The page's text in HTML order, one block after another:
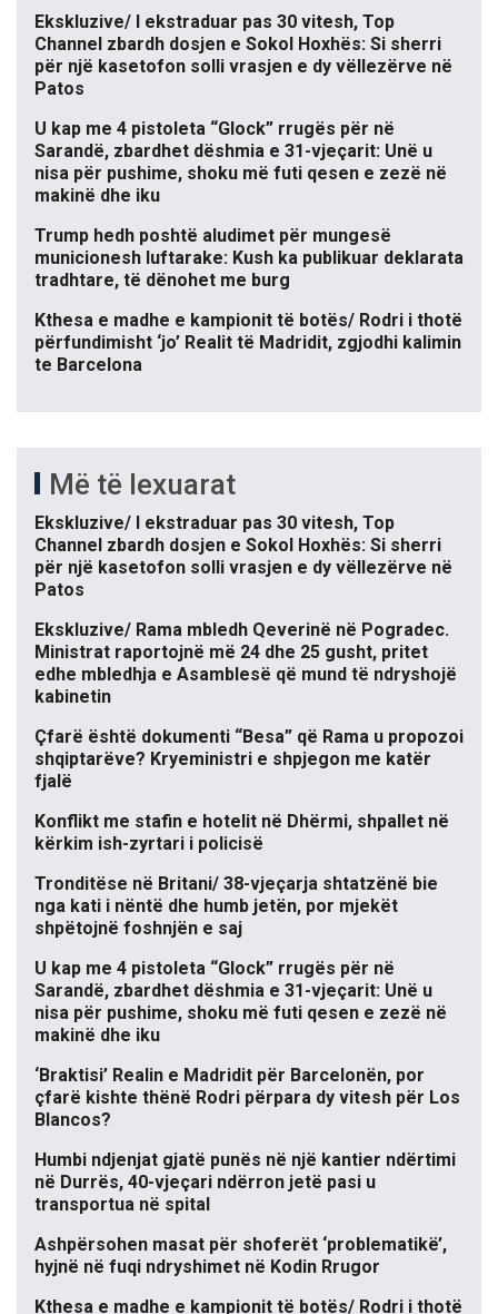
Ekskluzive/ I ekstraduar pas 30 vitesh, Top
Channel zbardh dosjen e Sokol Hoxhës: Si sherri
për një kasetofon solli vrasjen e dy vëllezërve në
Patos
U kap me 4 pistoleta “Glock” rrugës për në
Sarandë, zbardhet dëshmia e 31-vjeçarit: Unë u
nisa për pushime, shoku më futi qesen e zezë në
makinë dhe iku
Trump hedh poshtë aludimet për mungesë
municionesh luftarake: Kush ka publikuar deklarata
tradhtare, të dënohet me burg
Kthesa e madhe e kampionit të botës/ Rodri i thotë
përfundimisht ‘jo’ Realit të Madridit, zgjodhi kalimin
te Barcelona
Më të lexuarat
Ekskluzive/ I ekstraduar pas 30 vitesh, Top
Channel zbardh dosjen e Sokol Hoxhës: Si sherri
për një kasetofon solli vrasjen e dy vëllezërve në
Patos
Ekskluzive/ Rama mbledh Qeverinë në Pogradec.
Ministrat raportojnë më 24 dhe 25 gusht, pritet
edhe mbledhja e Asamblesë që mund të ndryshojë
kabinetin
Çfarë është dokumenti “Besa” që Rama u propozoi
shqiptarëve? Kryeministri e shpjegon me katër
fjalë
Konflikt me stafin e hotelit në Dhërmi, shpallet në
kërkim ish-zyrtari i policisë
Tronditëse në Britani/ 38-vjeçarja shtatzënë bie
nga kati i nëntë dhe humb jetën, por mjekët
shpëtojnë foshnjën e saj
U kap me 4 pistoleta “Glock” rrugës për në
Sarandë, zbardhet dëshmia e 31-vjeçarit: Unë u
nisa për pushime, shoku më futi qesen e zezë në
makinë dhe iku
‘Braktisi’ Realin e Madridit për Barcelonën, por
çfarë kishte thënë Rodri përpara dy vitesh për Los
Blancos?
Humbi ndjenjat gjatë punës në një kantier ndërtimi
në Durrës, 40-vjeçari ndërron jetë pasi u
transportua në spital
Ashpërsohen masat për shoferët ‘problematikë’,
hyjnë në fuqi ndryshimet në Kodin Rrugor
Kthesa e madhe e kampionit të botës/ Rodri i thotë